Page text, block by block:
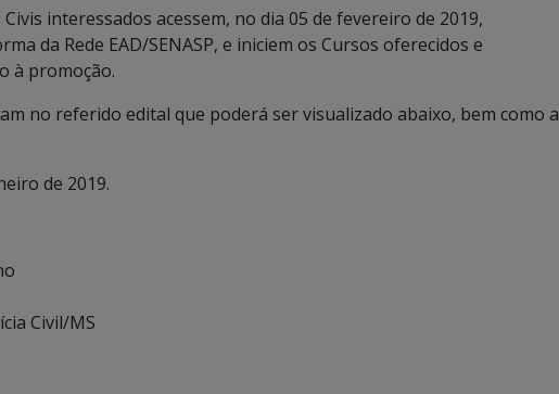
interessados acessem, no dia 05 de fevereiro de 2019,
da Rede EAD/SENASP, e iniciem os Cursos oferecidos e
à promoção.
no referido edital que poderá ser visualizado abaixo, bem como a
de 2019.
Civil/MS